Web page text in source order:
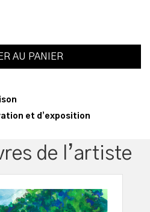
AU PANIER
et d’exposition
de l’artiste